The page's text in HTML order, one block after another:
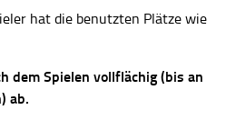
hat die benutzten Plätze wie
dem Spielen vollflächig (bis an
ab.